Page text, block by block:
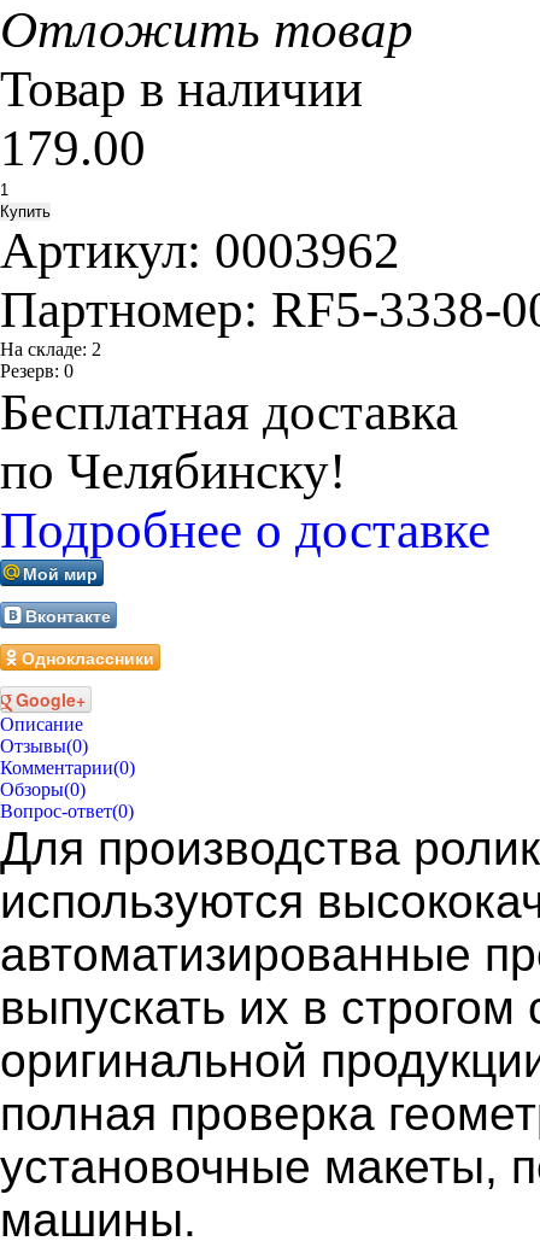
Отложить товар
Товар в наличии
179.00
Артикул: 0003962
Партномер: RF5-3338-
На складе: 2
Резерв: 0
Бесплатная доставка
по Челябинску!
Подробнее о доставке
Мой мир
Вконтакте
Одноклассники
Google+
Описание
Отзывы(0)
Комментарии(0)
Обзоры(0)
Вопрос-ответ(0)
Для производства
используются
автоматизированные
выпускать их в строгом
оригинальной
полная проверка
установочные макеты,
машины.